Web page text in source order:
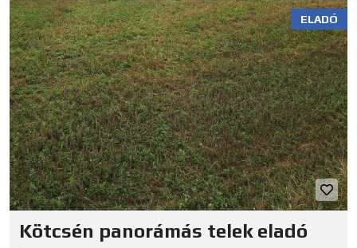
ELADÓ
Kötcsén panorámás telek eladó